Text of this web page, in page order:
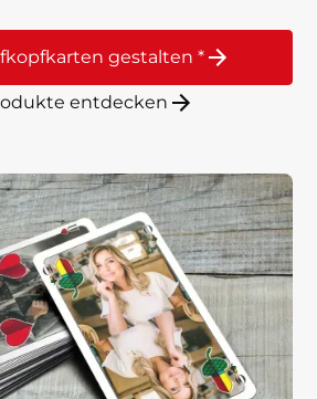
gestalten *
entdecken